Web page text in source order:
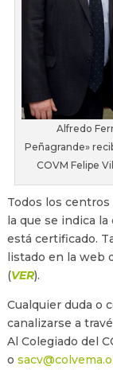
Alfredo
Peñagrande»
COVM Felipe
Todos los
la que se indica
está certificado.
listado en la web
(VER).
Cualquier duda o
canalizarse a
Al Colegiado del
o